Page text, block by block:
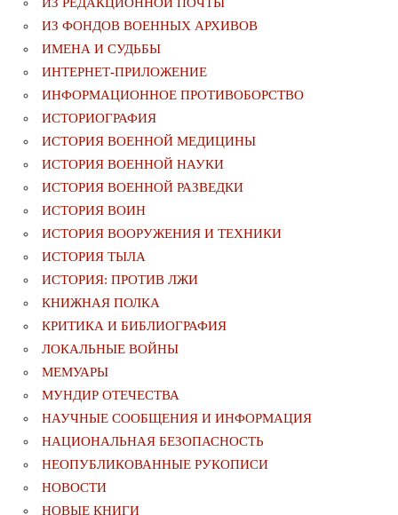
ИЗ ФОНДОВ ВОЕННЫХ АРХИВОВ
ИМЕНА И СУДЬБЫ
ИНТЕРНЕТ-ПРИЛОЖЕНИЕ
ИНФОРМАЦИОННОЕ ПРОТИВОБОРСТВО
ИСТОРИОГРАФИЯ
ИСТОРИЯ ВОЕННОЙ МЕДИЦИНЫ
ИСТОРИЯ ВОЕННОЙ НАУКИ
ИСТОРИЯ ВОЕННОЙ РАЗВЕДКИ
ИСТОРИЯ ВОИН
ИСТОРИЯ ВООРУЖЕНИЯ И ТЕХНИКИ
ИСТОРИЯ ТЫЛА
ИСТОРИЯ: ПРОТИВ ЛЖИ
КНИЖНАЯ ПОЛКА
КРИТИКА И БИБЛИОГРАФИЯ
ЛОКАЛЬНЫЕ ВОЙНЫ
МЕМУАРЫ
МУНДИР ОТЕЧЕСТВА
НАУЧНЫЕ СООБЩЕНИЯ И ИНФОРМАЦИЯ
НАЦИОНАЛЬНАЯ БЕЗОПАСНОСТЬ
НЕОПУБЛИКОВАННЫЕ РУКОПИСИ
НОВОСТИ
НОВЫЕ КНИГИ